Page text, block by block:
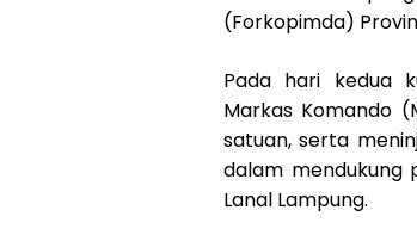
(Forkopimda)
Pada hari kedua
Markas Komando
satuan, serta
dalam mendukung
Lanal Lampung.